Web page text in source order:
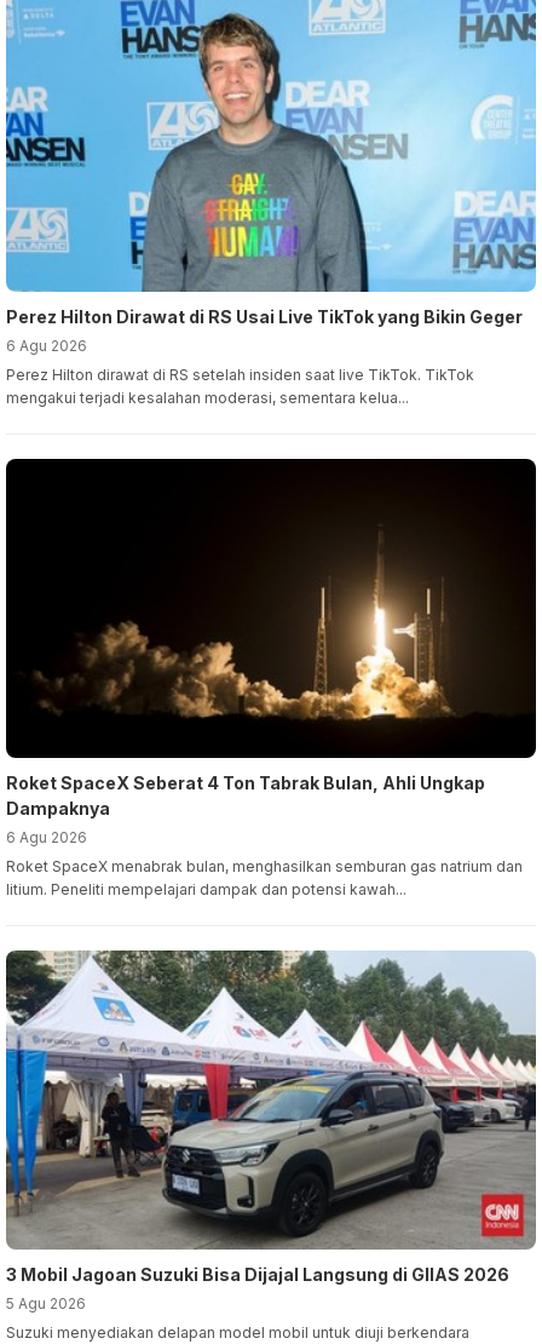
Perez Hilton Dirawat di RS Usai Live TikTok yang Bikin Geger
6 Agu 2026
Perez Hilton dirawat di RS setelah insiden saat live TikTok. TikTok
mengakui terjadi kesalahan moderasi, sementara kelua...
Roket SpaceX Seberat 4 Ton Tabrak Bulan, Ahli Ungkap
Dampaknya
6 Agu 2026
Roket SpaceX menabrak bulan, menghasilkan semburan gas natrium dan
litium. Peneliti mempelajari dampak dan potensi kawah...
3 Mobil Jagoan Suzuki Bisa Dijajal Langsung di GIIAS 2026
5 Agu 2026
Suzuki menyediakan delapan model mobil untuk diuji berkendara